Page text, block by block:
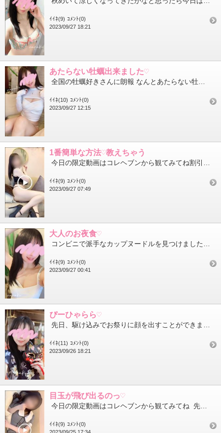
ｲｲﾈ(9) ｺﾒﾝﾄ(0)
2023/09/27 18:21
あたらない牡蠣出来ました♡
ｲｲﾈ(10) ｺﾒﾝﾄ(0)
2023/09/27 12:15
1番簡単な方法♡教えちゃう
ｲｲﾈ(9) ｺﾒﾝﾄ(0)
2023/09/27 07:49
大人のお夜食♡
ｲｲﾈ(9) ｺﾒﾝﾄ(0)
2023/09/27 00:41
ぴーひゃらら♡
ｲｲﾈ(11) ｺﾒﾝﾄ(0)
2023/09/26 18:21
目玉が飛び出るのっ♡
ｲｲﾈ(9) ｺﾒﾝﾄ(0)